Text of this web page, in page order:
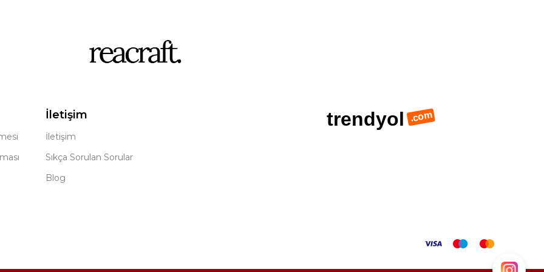
İletişim
İletişim
Sıkça Sorulan Sorular
Blog
trendyol .com